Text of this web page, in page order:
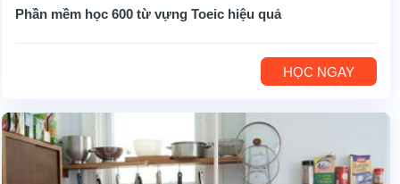
Phần mềm học 600 từ vựng Toeic hiệu quả
HỌC NGAY